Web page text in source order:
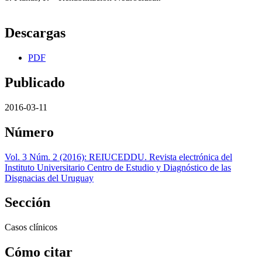
Descargas
PDF
Publicado
2016-03-11
Número
Vol. 3 Núm. 2 (2016): REIUCEDDU. Revista electrónica del
Instituto Universitario Centro de Estudio y Diagnóstico de las
Disgnacias del Uruguay
Sección
Casos clínicos
Cómo citar